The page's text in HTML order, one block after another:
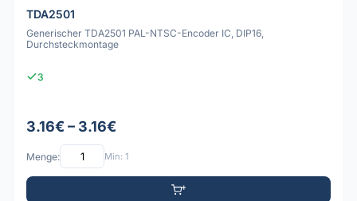
TDA2501
Generischer TDA2501 PAL-NTSC-Encoder IC, DIP16,
Durchsteckmontage
3
3.16€ – 3.16€
Menge: Min: 1